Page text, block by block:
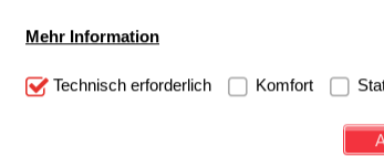
Mehr Information
Technisch Notwendig: Hierbei handelt es sich
notwendig sind (z.B. Navigation, Warenkorb,
Diese Cookies werden genutzt um
beispielsweise für die Wiedererkennung des
Technisch erforderlich Komfort